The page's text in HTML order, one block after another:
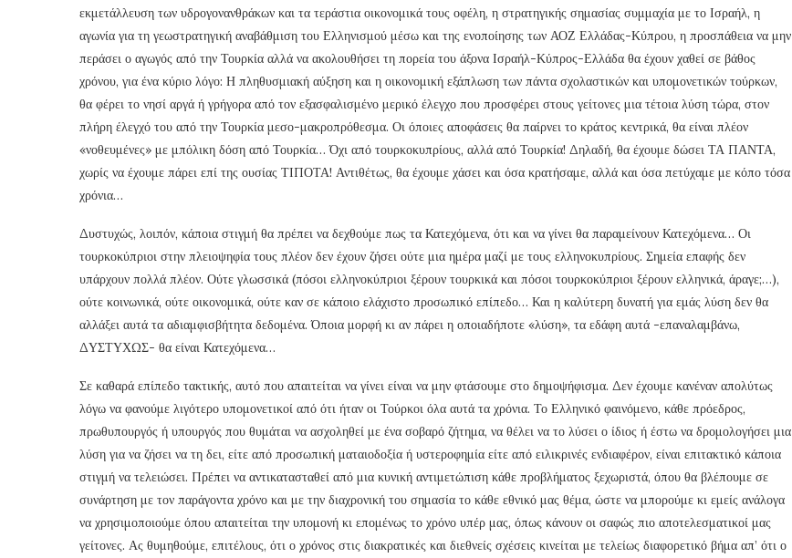
εκμετάλλευση των υδρογονανθράκων και τα τεράστια οικονομικά τους οφέλη, η στρατηγικής σημασίας συμμαχία με το Ισραήλ, η
αγωνία για τη γεωστρατηγική αναβάθμιση του Ελληνισμού μέσω και της ενοποίησης των ΑΟΖ Ελλάδας-Κύπρου, η προσπάθεια να μην
περάσει ο αγωγός από την Τουρκία αλλά να ακολουθήσει τη πορεία του άξονα Ισραήλ-Κύπρος-Ελλάδα θα έχουν χαθεί σε βάθος
χρόνου, για ένα κύριο λόγο: Η πληθυσμιακή αύξηση και η οικονομική εξάπλωση των πάντα σχολαστικών και υπομονετικών τούρκων,
θα φέρει το νησί αργά ή γρήγορα από τον εξασφαλισμένο μερικό έλεγχο που προσφέρει στους γείτονες μια τέτοια λύση τώρα, στον
πλήρη έλεγχό του από την Τουρκία μεσο-μακροπρόθεσμα. Οι όποιες αποφάσεις θα παίρνει το κράτος κεντρικά, θα είναι πλέον
«νοθευμένες» με μπόλικη δόση από Τουρκία… Όχι από τουρκοκυπρίους, αλλά από Τουρκία! Δηλαδή, θα έχουμε δώσει ΤΑ ΠΑΝΤΑ,
χωρίς να έχουμε πάρει επί της ουσίας ΤΙΠΟΤΑ! Αντιθέτως, θα έχουμε χάσει και όσα κρατήσαμε, αλλά και όσα πετύχαμε με κόπο τόσα
χρόνια…
Δυστυχώς, λοιπόν, κάποια στιγμή θα πρέπει να δεχθούμε πως τα Κατεχόμενα, ότι και να γίνει θα παραμείνουν Κατεχόμενα… Οι
τουρκοκύπριοι στην πλειοψηφία τους πλέον δεν έχουν ζήσει ούτε μια ημέρα μαζί με τους ελληνοκυπρίους. Σημεία επαφής δεν
υπάρχουν πολλά πλέον. Ούτε γλωσσικά (πόσοι ελληνοκύπριοι ξέρουν τουρκικά και πόσοι τουρκοκύπριοι ξέρουν ελληνικά, άραγε;…),
ούτε κοινωνικά, ούτε οικονομικά, ούτε καν σε κάποιο ελάχιστο προσωπικό επίπεδο… Και η καλύτερη δυνατή για εμάς λύση δεν θα
αλλάξει αυτά τα αδιαμφισβήτητα δεδομένα. Όποια μορφή κι αν πάρει η οποιαδήποτε «λύση», τα εδάφη αυτά -επαναλαμβάνω,
ΔΥΣΤΥΧΩΣ- θα είναι Κατεχόμενα…
Σε καθαρά επίπεδο τακτικής, αυτό που απαιτείται να γίνει είναι να μην φτάσουμε στο δημοψήφισμα. Δεν έχουμε κανέναν απολύτως
λόγω να φανούμε λιγότερο υπομονετικοί από ότι ήταν οι Τούρκοι όλα αυτά τα χρόνια. Το Ελληνικό φαινόμενο, κάθε πρόεδρος,
πρωθυπουργός ή υπουργός που θυμάται να ασχοληθεί με ένα σοβαρό ζήτημα, να θέλει να το λύσει ο ίδιος ή έστω να δρομολογήσει μια
λύση για να ζήσει να τη δει, είτε από προσωπική ματαιοδοξία ή υστεροφημία είτε από ειλικρινές ενδιαφέρον, είναι επιτακτικό κάποια
στιγμή να τελειώσει. Πρέπει να αντικατασταθεί από μια κυνική αντιμετώπιση κάθε προβλήματος ξεχωριστά, όπου θα βλέπουμε σε
συνάρτηση με τον παράγοντα χρόνο και με την διαχρονική του σημασία το κάθε εθνικό μας θέμα, ώστε να μπορούμε κι εμείς ανάλογα
να χρησιμοποιούμε όπου απαιτείται την υπομονή κι επομένως το χρόνο υπέρ μας, όπως κάνουν οι σαφώς πιο αποτελεσματικοί μας
γείτονες. Ας θυμηθούμε, επιτέλους, ότι ο χρόνος στις διακρατικές και διεθνείς σχέσεις κινείται με τελείως διαφορετικό βήμα απ’ ότι ο